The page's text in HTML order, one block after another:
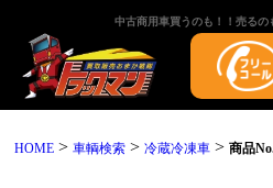
中古商用車買うのも！！売るの
HOME >車輌検索 >冷蔵冷凍車 >商品